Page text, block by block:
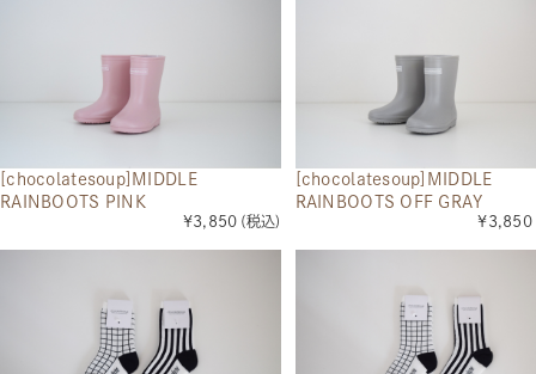
[chocolatesoup]MIDDLE
RAINBOOTS PINK
¥3,850 (税込)
[chocolatesoup]MIDDLE
RAINBOOTS OFF GRAY
¥3,850